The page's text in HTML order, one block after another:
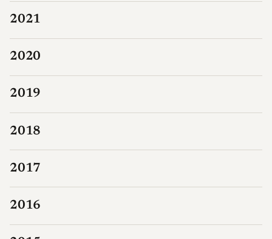
2021
2020
2019
2018
2017
2016